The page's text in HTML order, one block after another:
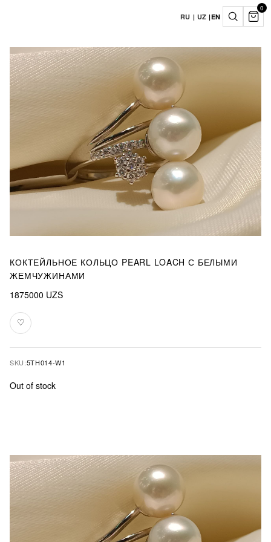
RU | UZ |EN
0
КОКТЕЙЛЬНОЕ КОЛЬЦО PEARL LOACH С БЕЛЫМИ
ЖЕМЧУЖИНАМИ
1875000 UZS
♡Add
to
SKU:5TH014-W1
Out of stock